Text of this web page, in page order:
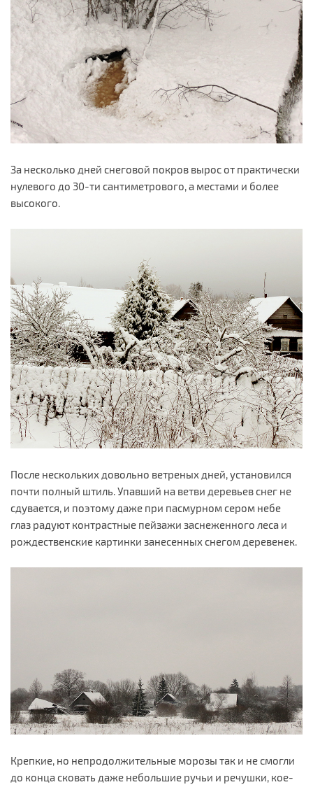
За несколько дней снеговой покров вырос от практически
нулевого до 30-ти сантиметрового, а местами и более
высокого.
После нескольких довольно ветреных дней, установился
почти полный штиль. Упавший на ветви деревьев снег не
сдувается, и поэтому даже при пасмурном сером небе
глаз радуют контрастные пейзажи заснеженного леса и
рождественские картинки занесенных снегом деревенек.
Крепкие, но непродолжительные морозы так и не смогли
до конца сковать даже небольшие ручьи и речушки, кое-